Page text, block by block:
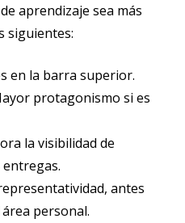
aprendizaje sea más
siguientes:
en la barra superior.
protagonismo si es
la visibilidad de
antes
personal.